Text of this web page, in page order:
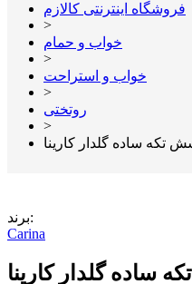
فروشگاه اینترنتی کالازم
>
خواب و حمام
>
خواب و استراحت
>
روتختی
>
برند:
Carina